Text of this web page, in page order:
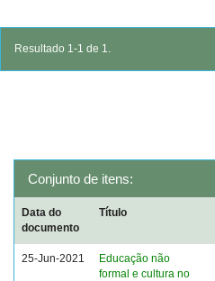
Resultado 1-1 de 1.
Conjunto de itens:
Data do
documento
Título
25-Jun-2021
Educação não
formal e cultura no